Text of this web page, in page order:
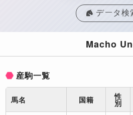
データ検
Macho
産駒一覧
馬名 国籍 性
別